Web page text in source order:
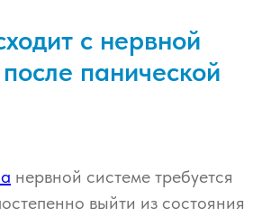
с нервной
панической
нервной системе требуется
выйти из состояния